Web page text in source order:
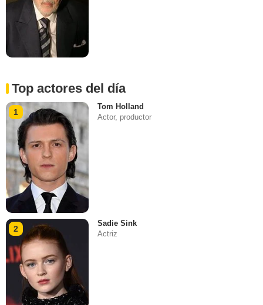
Top actores del día
1
Tom Holland
Actor, productor
2
Sadie Sink
Actriz